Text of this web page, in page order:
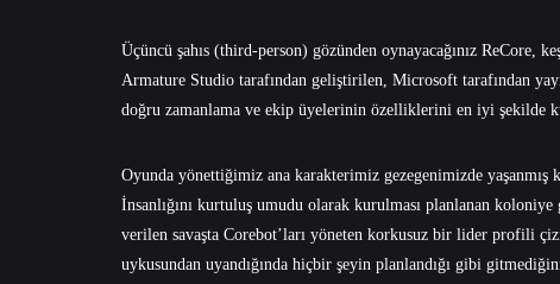
Üçüncü şahıs (third-person) gözünden oynayacağınız
Armature Studio tarafından geliştirilen, Microsoft tarafından
doğru zamanlama ve ekip üyelerinin özelliklerini en iyi şekilde
Oyunda yönettiğimiz ana karakterimiz gezegenimizde yaşanmış
İnsanlığını kurtuluş umudu olarak kurulması planlanan
verilen savaşta Corebot’ları yöneten korkusuz bir lider profili
uykusundan uyandığında hiçbir şeyin planlandığı gibi